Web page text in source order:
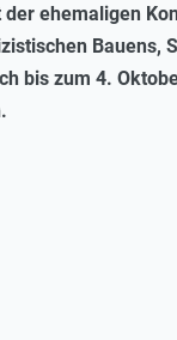
ehemaligen
Bauens,
bis zum 4.